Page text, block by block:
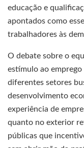
educação e
apontados como
trabalhadores às
O debate sobre o
estímulo ao
diferentes setores
desenvolvimento
experiência de
quanto no exterior
públicas que